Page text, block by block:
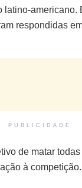
latino-americano.
respondidas
PUBLICIDADE
de matar
à